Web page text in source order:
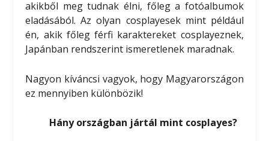
akikből meg tudnak élni, főleg a fotóalbumok
eladásából. Az olyan cosplayesek mint például
én, akik főleg férfi karaktereket cosplayeznek,
Japánban rendszerint ismeretlenek maradnak.
Nagyon kíváncsi vagyok, hogy Magyarországon
ez mennyiben különbözik!
Hány országban jártál mint cosplayes?